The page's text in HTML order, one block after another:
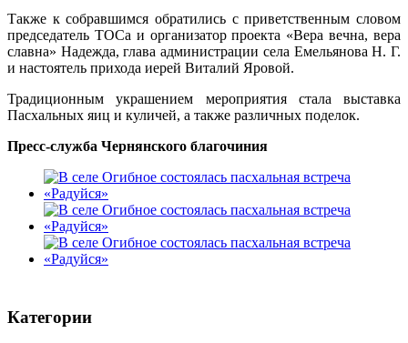
Также к собравшимся обратились с приветственным словом
председатель ТОСа и организатор проекта «Вера вечна, вера
славна» Надежда, глава администрации села Емельянова Н. Г.
и настоятель прихода иерей Виталий Яровой.
Традиционным украшением мероприятия стала выставка
Пасхальных яиц и куличей, а также различных поделок.
Пресс-служба Чернянского благочиния
Категории